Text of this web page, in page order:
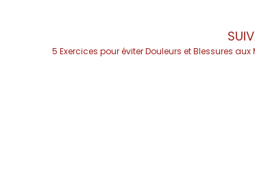
5 Exercices pour éviter Douleurs et Blessures aux